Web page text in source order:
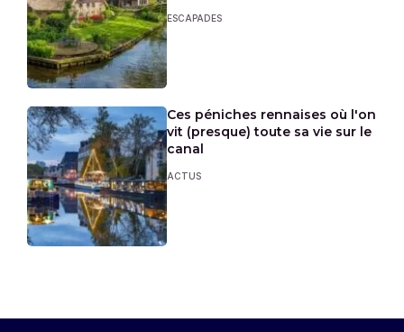
ESCAPADES
Ces péniches rennaises où l'on
vit (presque) toute sa vie sur le
canal
ACTUS